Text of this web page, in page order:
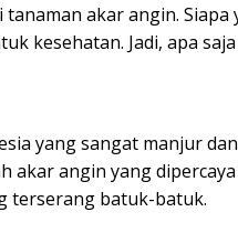
akar angin. Siapa
kesehatan. Jadi, apa
yang sangat manjur
akar angin yang
terserang batuk-batuk.